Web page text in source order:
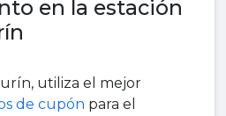
en la estación
utiliza el mejor
de cupón para el